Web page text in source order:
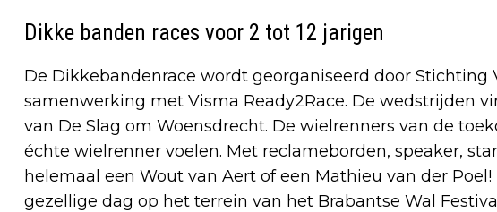
Dikke banden races voor 2 tot 12 jarigen
De Dikkebandenrace wordt georganiseerd door Stichting
samenwerking met Visma Ready2Race. De wedstrijden
van De Slag om Woensdrecht. De wielrenners van de
échte wielrenner voelen. Met reclameborden, speaker,
helemaal een Wout van Aert of een Mathieu van der
gezellige dag op het terrein van het Brabantse Wal